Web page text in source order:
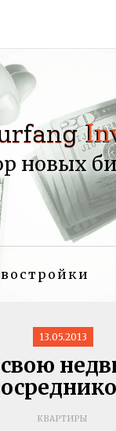
новых
13.05.2013
КВАРТИРЫ